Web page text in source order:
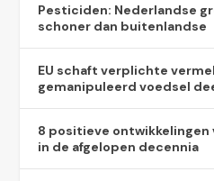
Pesticiden: Nederlandse
schoner dan buitenlandse
EU schaft verplichte
gemanipuleerd voedsel
8 positieve ontwikkelingen
in de afgelopen decennia